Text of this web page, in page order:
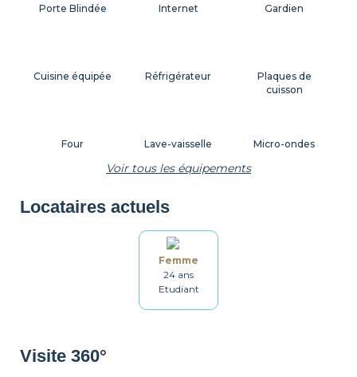
Internet
Cuisine équipée Réfrigérateur
Ustensiles
Micro-ondes
Four
Plaques de
cuisson
Machine à café Grille-pain
Salle de bain
Lave-vaisselle
Gardien
Porte Blindée
Voir tous les équipements
Locataires actuels
Femme
24 ans
Etudiant
Visite 360°